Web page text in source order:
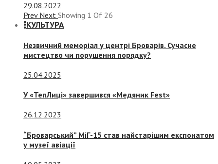
29.08.2022
Prev Next Showing 1 Of 26
КУЛЬТУРА
Незвичний меморіал у центрі Броварів. Сучасне
мистецтво чи порушення порядку?
25.04.2025
У «ТепЛиці» завершився «Медяник Fest»
26.12.2023
“Броварський” МіГ-15 став найстарішим експонатом
у музеї авіації